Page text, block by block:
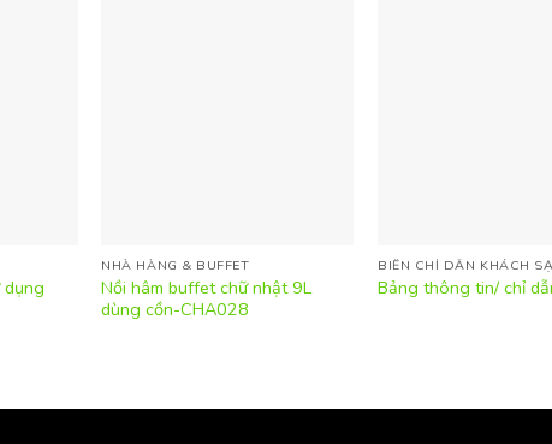
NHÀ HÀNG & BUFFET
Nồi hâm buffet chữ nhật 9L
dùng cồn-CHA028
BIỂN CHỈ DẪN KHÁCH
Bảng thông tin/ chỉ